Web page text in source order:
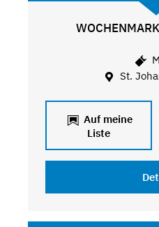
St.
Auf meine
Liste